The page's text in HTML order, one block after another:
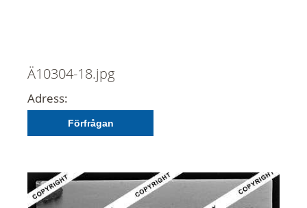
Ä10304-18.jpg
Adress:
Förfrågan